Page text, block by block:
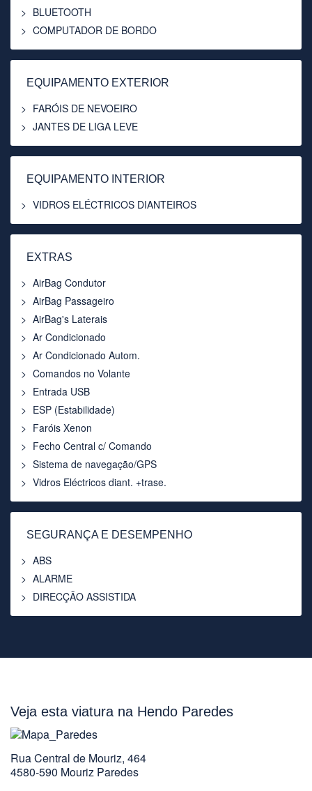
BLUETOOTH
COMPUTADOR DE BORDO
EQUIPAMENTO EXTERIOR
FARÓIS DE NEVOEIRO
JANTES DE LIGA LEVE
EQUIPAMENTO INTERIOR
VIDROS ELÉCTRICOS DIANTEIROS
EXTRAS
AirBag Condutor
AirBag Passageiro
AirBag's Laterais
Ar Condicionado
Ar Condicionado Autom.
Comandos no Volante
Entrada USB
ESP (Estabilidade)
Faróis Xenon
Fecho Central c/ Comando
Sistema de navegação/GPS
Vidros Eléctricos diant. +trase.
SEGURANÇA E DESEMPENHO
ABS
ALARME
DIRECÇÃO ASSISTIDA
Veja esta viatura na Hendo Paredes
Rua Central de Mouriz, 464
4580-590 Mouriz Paredes